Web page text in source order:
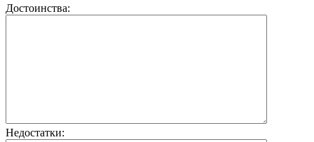
Достоинства:
Недостатки: